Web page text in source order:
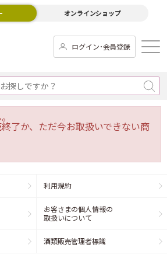
オンラインショップ
ログイン･会員登録
了か、ただ今お取扱いできない商
利用規約
お客さまの個人情報の
取扱いについて
酒類販売管理者標識